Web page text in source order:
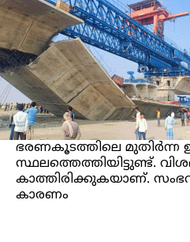
ഭരണകൂടത്തിലെ മുതിർന്ന
സ്ഥലത്തെത്തിയിട്ടുണ്ട്.
കാത്തിരിക്കുകയാണ്.
കാരണം